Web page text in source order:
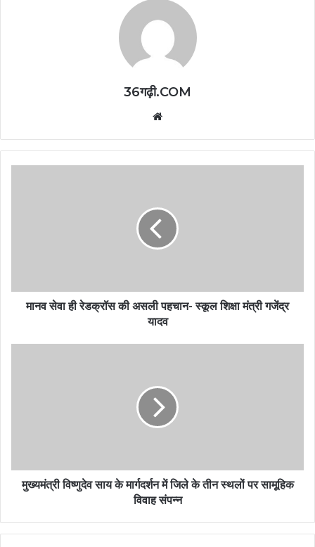
36गढ़ी.COM
मानव सेवा ही रेडक्रॉस की असली पहचान- स्कूल शिक्षा मंत्री गजेंद्र
यादव
मुख्यमंत्री विष्णुदेव साय के मार्गदर्शन में जिले के तीन स्थलों पर सामूहिक
विवाह संपन्न